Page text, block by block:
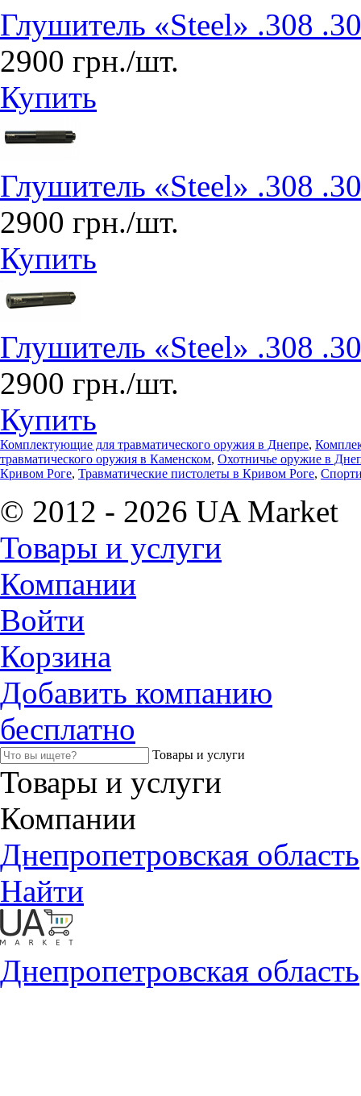
Глушитель «Steel» .308
2900 грн./шт.
Купить
Глушитель «Steel» .308
2900 грн./шт.
Купить
Глушитель «Steel» .308
2900 грн./шт.
Купить
Комплектующие для травматического оружия в Днепре,
травматического оружия в Каменском, Охотничье оружие в
Кривом Роге, Травматические пистолеты в Кривом Роге,
© 2012 - 2026 UA Market
Товары и услуги
Компании
Войти
Корзина
Добавить компанию
бесплатно
Товары и услуги
Товары и услуги
Компании
Днепропетровская область
Найти
Днепропетровская область